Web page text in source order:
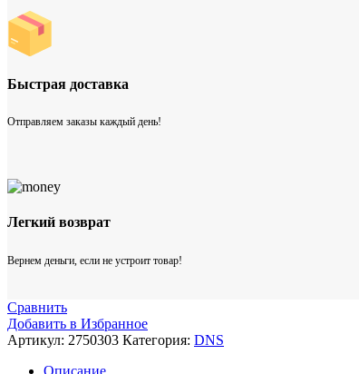
Быстрая доставка
Отправляем заказы каждый день!
Легкий возврат
Вернем деньги, если не устроит товар!
Сравнить
Добавить в Избранное
Артикул: 2750303 Категория: DNS
Описание